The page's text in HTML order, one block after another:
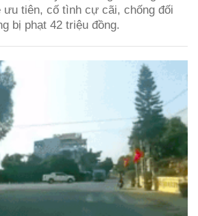
ưu tiên, cố tình cự cãi, chống đối
bị phạt 42 triệu đồng.